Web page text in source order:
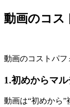
動画のコス
動画のコストパフ
1.初めからマ
動画は“初めから